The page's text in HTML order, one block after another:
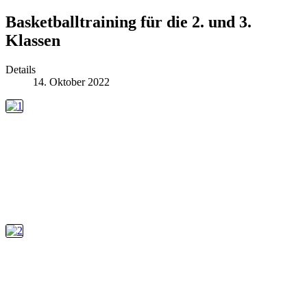
Basketballtraining für die 2. und 3.
Klassen
Details
14. Oktober 2022